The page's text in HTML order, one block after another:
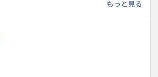
もっと見る